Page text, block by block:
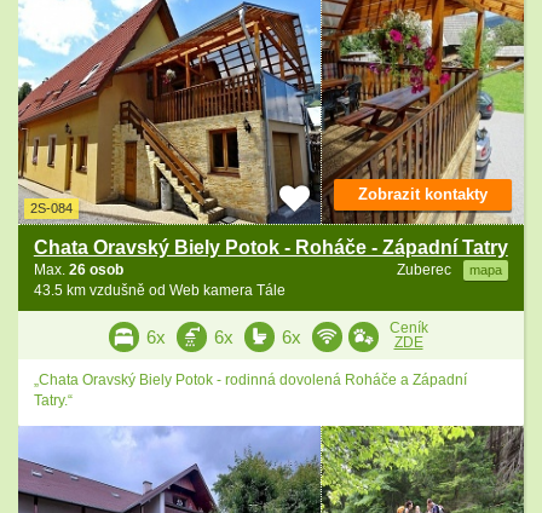
2S-084
Chata Oravský Biely Potok - Roháče - Západní Tatry
Zuberec mapa
Max. 26 osob
43.5 km vzdušně od Web kamera Tále
Zobrazit kontakty
6x 6x 6x
Ceník
ZDE
„Chata Oravský Biely Potok - rodinná dovolená Roháče a Západní
Tatry.“